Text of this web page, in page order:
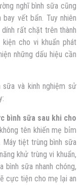
nghĩ bình sữa cũng
vết bẩn. Tuy nhiên
rất chặt trên thành
cho vi khuẩn phát
những dấu hiệu cần
và kinh nghiệm sử
bình sữa sau khi cho
tên khiến mẹ bỉm
tiệt trùng bình sữa
khử trùng vi khuẩn,
sữa nhanh chóng,
cực tiện cho mẹ lại an